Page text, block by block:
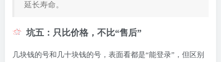
延长寿命。
坑五：只比价格，不比“售后”
几块钱的号和几十块钱的号，表面看都是“能登录”，但区别